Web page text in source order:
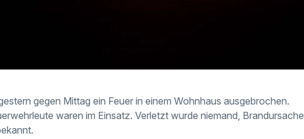
gegen Mittag ein Feuer in einem Wohnhaus ausgebrochen.
waren im Einsatz. Verletzt wurde niemand, Brandursache